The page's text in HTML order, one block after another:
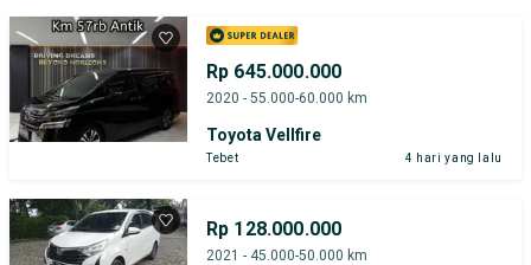
Rp 645.000.000
2020 - 55.000-60.000 km
Toyota Vellfire
Tebet 4 hari yang lalu
Rp 128.000.000
2021 - 45.000-50.000 km